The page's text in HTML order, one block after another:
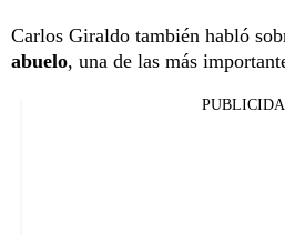
Carlos Giraldo también habló
abuelo, una de las más